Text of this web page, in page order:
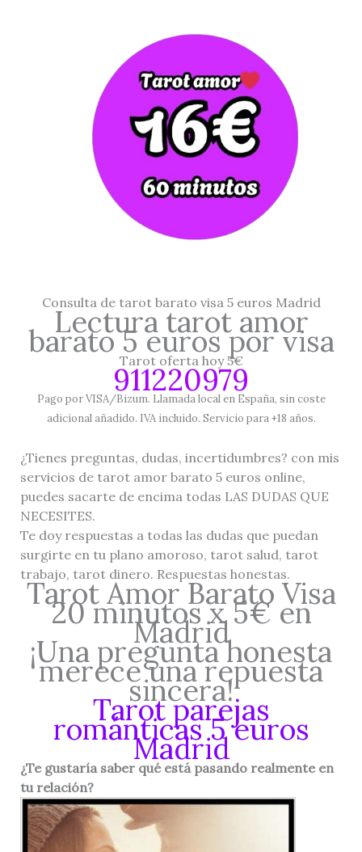
Consulta de tarot barato visa 5 euros Madrid
Lectura tarot amor
barato 5 euros por visa
Tarot oferta hoy 5€
911220979
Pago por VISA/Bizum. Llamada local en España, sin coste
adicional añadido. IVA incluido. Servicio para +18 años.
¿Tienes preguntas, dudas, incertidumbres? con mis
servicios de tarot amor barato 5 euros online,
puedes sacarte de encima todas LAS DUDAS QUE
NECESITES.
Te doy respuestas a todas las dudas que puedan
surgirte en tu plano amoroso, tarot salud, tarot
trabajo, tarot dinero. Respuestas honestas.
Tarot Amor Barato Visa
20 minutos x 5€ en
Madrid
¡Una pregunta honesta
merece una repuesta
sincera!
Tarot parejas
románticas 5 euros
Madrid
¿Te gustaría saber qué está pasando realmente en
tu relación?